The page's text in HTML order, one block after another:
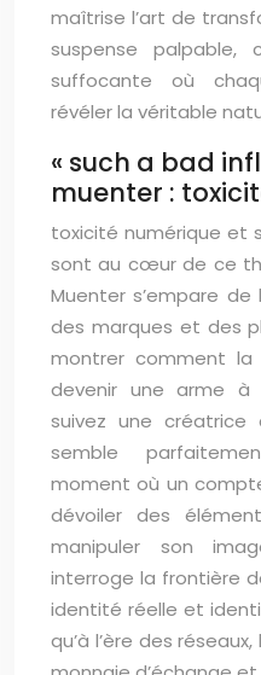
maîtrise l’art de
suspense palpable,
suffocante où
révéler la véritable
« such a bad
muenter :
toxicité numérique et
sont au cœur de ce
Muenter s’empare de
des marques et des
montrer comment
devenir une arme à
suivez une
semble
moment où un
dévoiler des
manipuler son
interroge la frontière
identité réelle et
qu’à l’ère des